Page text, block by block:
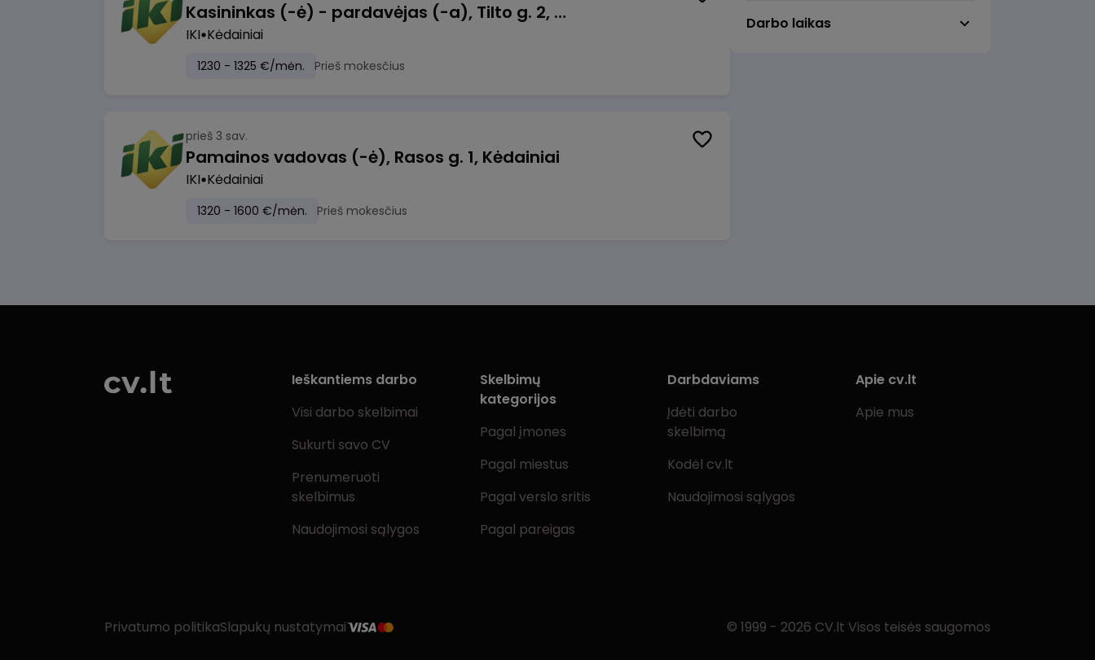
Kasininkas (-ė) - pardavėjas (-a), Tilto g. 2, Kėdainiai
IKI Kėdainiai
1230 - 1325 €/mėn. Prieš mokesčius
prieš 3 sav.
Pamainos vadovas (-ė), Rasos g. 1, Kėdainiai
IKI Kėdainiai
1320 - 1600 €/mėn. Prieš mokesčius
Druskininkai
Molėtai
Darbo laikas
Ieškantiems darbo
Visi darbo skelbimai
Sukurti savo CV
Prenumeruoti
skelbimus
Naudojimosi sąlygos
Skelbimų
kategorijos
Pagal įmones
Pagal miestus
Pagal verslo sritis
Pagal pareigas
Darbdaviams
Įdėti darbo
skelbimą
Kodėl cv.lt
Naudojimosi sąlygos
Apie cv.lt
Apie mus
Privatumo politikaSlapukų nustatymai © 1999 - 2026 CV.lt Visos teisės saugomos